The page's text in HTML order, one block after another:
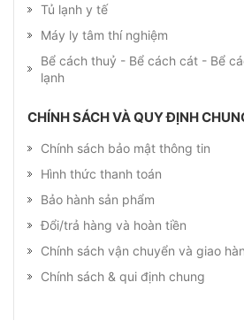
Tủ lạnh y tế
Máy ly tâm thí nghiệm
Bể cách thuỷ - Bể cách cát - Bể
lạnh
CHÍNH SÁCH VÀ QUY ĐỊNH
Chính sách bảo mật thông tin
Hình thức thanh toán
Bảo hành sản phẩm
Đổi/trả hàng và hoàn tiền
Chính sách vận chuyển và giao
Chính sách & qui định chung